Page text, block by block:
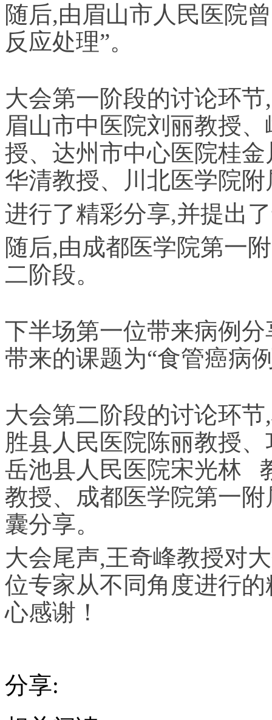
随后,由眉山市人民医院
反应处理”。
大会第一阶段的讨论环
眉山市中医院刘丽教授
授、达州市中心医院桂
华清教授、川北医学院
进行了精彩分享,并提出
随后,由成都医学院第一
二阶段。
下半场第一位带来病例
带来的课题为“食管癌病
大会第二阶段的讨论环
胜县人民医院陈丽教授
岳池县人民医院宋光林
教授、成都医学院第一
囊分享。
大会尾声,王奇峰教授对
位专家从不同角度进行
心感谢！
分享: